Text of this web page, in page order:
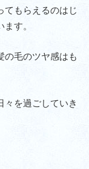
てもらえるのはじ
す。
の毛のツヤ感はも
々を過ごしていき